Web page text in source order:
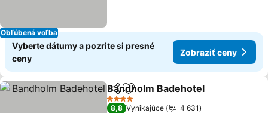
Obľúbená voľba
Vyberte dátumy a pozrite si presné
ceny
Zobraziť ceny
ZdieľaťPridať do obľúbených
Bandholm Badehotel
4 Počet hviezdičiek
8,8 Vynikajúce
4 631